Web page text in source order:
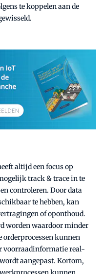
te koppelen aan de
altijd een focus op
track & trace in te
controleren. Door data
te hebben, kan
of oponthoud.
worden waardoor minder
kunnen
voorraadinformatie real-
aangepast. Kortom,